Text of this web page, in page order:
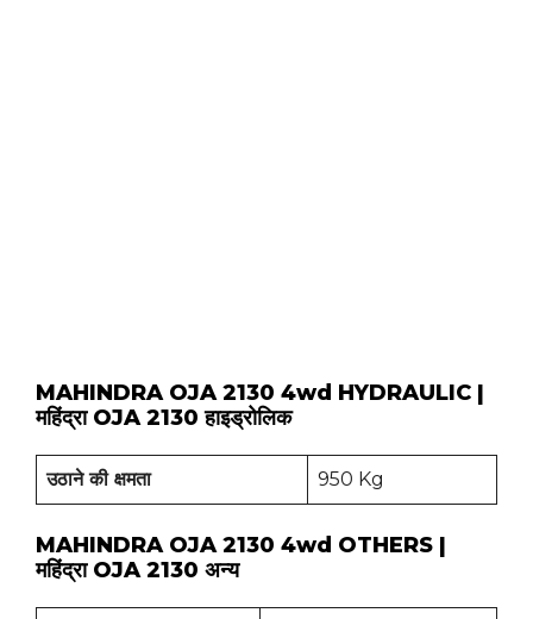
MAHINDRA OJA 2130 4wd HYDRAULIC |
महिंद्रा OJA 2130 हाइड्रोलिक
उठाने की क्षमता 950 Kg
MAHINDRA OJA 2130 4wd OTHERS |
महिंद्रा OJA 2130 अन्य